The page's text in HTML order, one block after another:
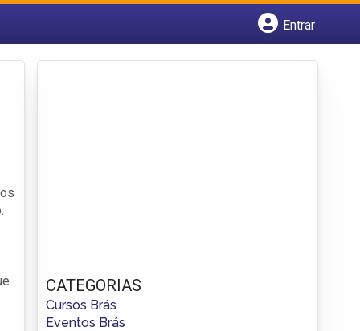
Entrar
CATEGORIAS
Cursos Brás
Eventos Brás